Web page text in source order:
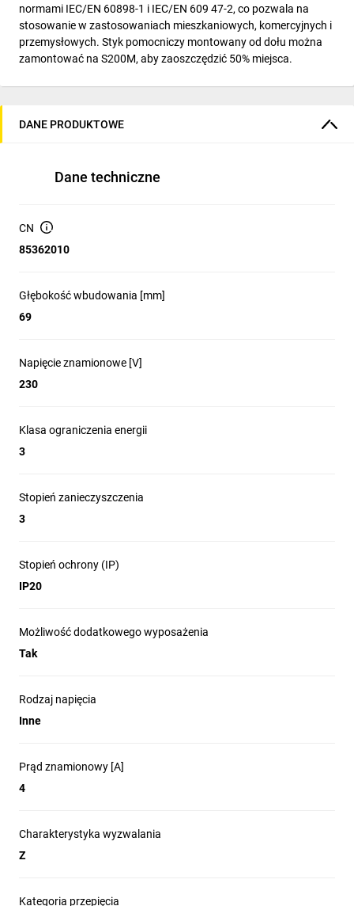
normami IEC/EN 60898-1 i IEC/EN 609 47-2, co pozwala na
stosowanie w zastosowaniach mieszkaniowych, komercyjnych i
przemysłowych. Styk pomocniczy montowany od dołu można
zamontować na S200M, aby zaoszczędzić 50% miejsca.
DANE PRODUKTOWE
Dane techniczne
CN
85362010
Głębokość wbudowania [mm]
69
Napięcie znamionowe [V]
230
Klasa ograniczenia energii
3
Stopień zanieczyszczenia
3
Stopień ochrony (IP)
IP20
Możliwość dodatkowego wyposażenia
Tak
Rodzaj napięcia
Inne
Prąd znamionowy [A]
4
Charakterystyka wyzwalania
Z
Kategoria przepięcia